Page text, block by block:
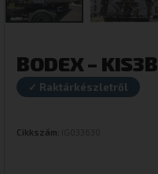
BODEX – KIS3B
✓ Raktárkészletről
Cikkszám: